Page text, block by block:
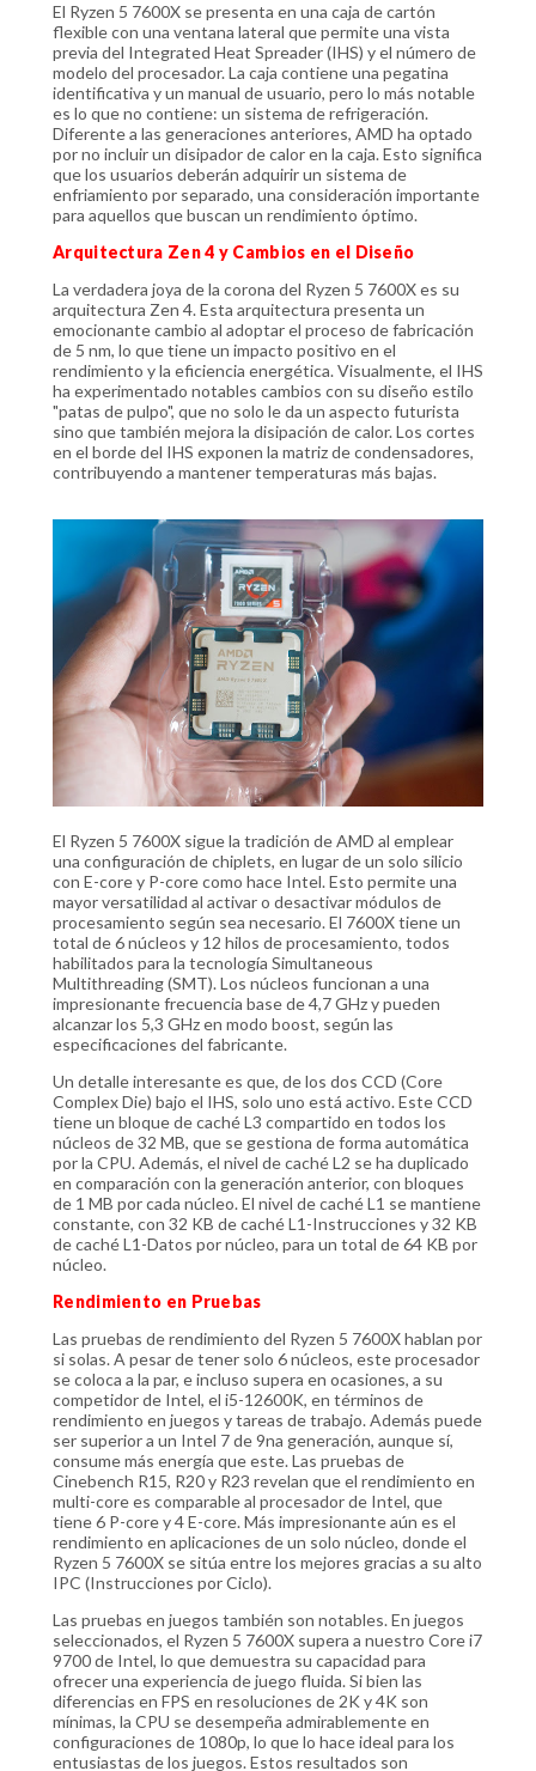
El Ryzen 5 7600X se presenta en una caja de cartón
flexible con una ventana lateral que permite una vista
previa del Integrated Heat Spreader (IHS) y el número de
modelo del procesador. La caja contiene una pegatina
identificativa y un manual de usuario, pero lo más notable
es lo que no contiene: un sistema de refrigeración.
Diferente a las generaciones anteriores, AMD ha optado
por no incluir un disipador de calor en la caja. Esto significa
que los usuarios deberán adquirir un sistema de
enfriamiento por separado, una consideración importante
para aquellos que buscan un rendimiento óptimo.
Arquitectura Zen 4 y Cambios en el Diseño
La verdadera joya de la corona del Ryzen 5 7600X es su
arquitectura Zen 4. Esta arquitectura presenta un
emocionante cambio al adoptar el proceso de fabricación
de 5 nm, lo que tiene un impacto positivo en el
rendimiento y la eficiencia energética. Visualmente, el IHS
ha experimentado notables cambios con su diseño estilo
"patas de pulpo", que no solo le da un aspecto futurista
sino que también mejora la disipación de calor. Los cortes
en el borde del IHS exponen la matriz de condensadores,
contribuyendo a mantener temperaturas más bajas.
El Ryzen 5 7600X sigue la tradición de AMD al emplear
una configuración de chiplets, en lugar de un solo silicio
con E-core y P-core como hace Intel. Esto permite una
mayor versatilidad al activar o desactivar módulos de
procesamiento según sea necesario. El 7600X tiene un
total de 6 núcleos y 12 hilos de procesamiento, todos
habilitados para la tecnología Simultaneous
Multithreading (SMT). Los núcleos funcionan a una
impresionante frecuencia base de 4,7 GHz y pueden
alcanzar los 5,3 GHz en modo boost, según las
especificaciones del fabricante.
Un detalle interesante es que, de los dos CCD (Core
Complex Die) bajo el IHS, solo uno está activo. Este CCD
tiene un bloque de caché L3 compartido en todos los
núcleos de 32 MB, que se gestiona de forma automática
por la CPU. Además, el nivel de caché L2 se ha duplicado
en comparación con la generación anterior, con bloques
de 1 MB por cada núcleo. El nivel de caché L1 se mantiene
constante, con 32 KB de caché L1-Instrucciones y 32 KB
de caché L1-Datos por núcleo, para un total de 64 KB por
núcleo.
Rendimiento en Pruebas
Las pruebas de rendimiento del Ryzen 5 7600X hablan por
si solas. A pesar de tener solo 6 núcleos, este procesador
se coloca a la par, e incluso supera en ocasiones, a su
competidor de Intel, el i5-12600K, en términos de
rendimiento en juegos y tareas de trabajo. Además puede
ser superior a un Intel 7 de 9na generación, aunque sí,
consume más energía que este. Las pruebas de
Cinebench R15, R20 y R23 revelan que el rendimiento en
multi-core es comparable al procesador de Intel, que
tiene 6 P-core y 4 E-core. Más impresionante aún es el
rendimiento en aplicaciones de un solo núcleo, donde el
Ryzen 5 7600X se sitúa entre los mejores gracias a su alto
IPC (Instrucciones por Ciclo).
Las pruebas en juegos también son notables. En juegos
seleccionados, el Ryzen 5 7600X supera a nuestro Core i7
9700 de Intel, lo que demuestra su capacidad para
ofrecer una experiencia de juego fluida. Si bien las
diferencias en FPS en resoluciones de 2K y 4K son
mínimas, la CPU se desempeña admirablemente en
configuraciones de 1080p, lo que lo hace ideal para los
entusiastas de los juegos. Estos resultados son